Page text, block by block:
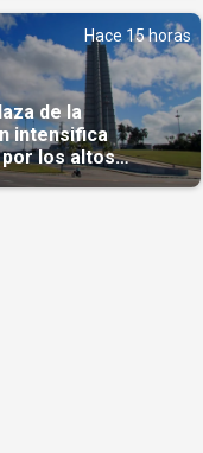
Hace 15 horas
de la
intensifica
los altos
las Mipymes